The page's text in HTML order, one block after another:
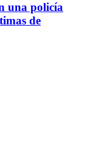
una policía
de